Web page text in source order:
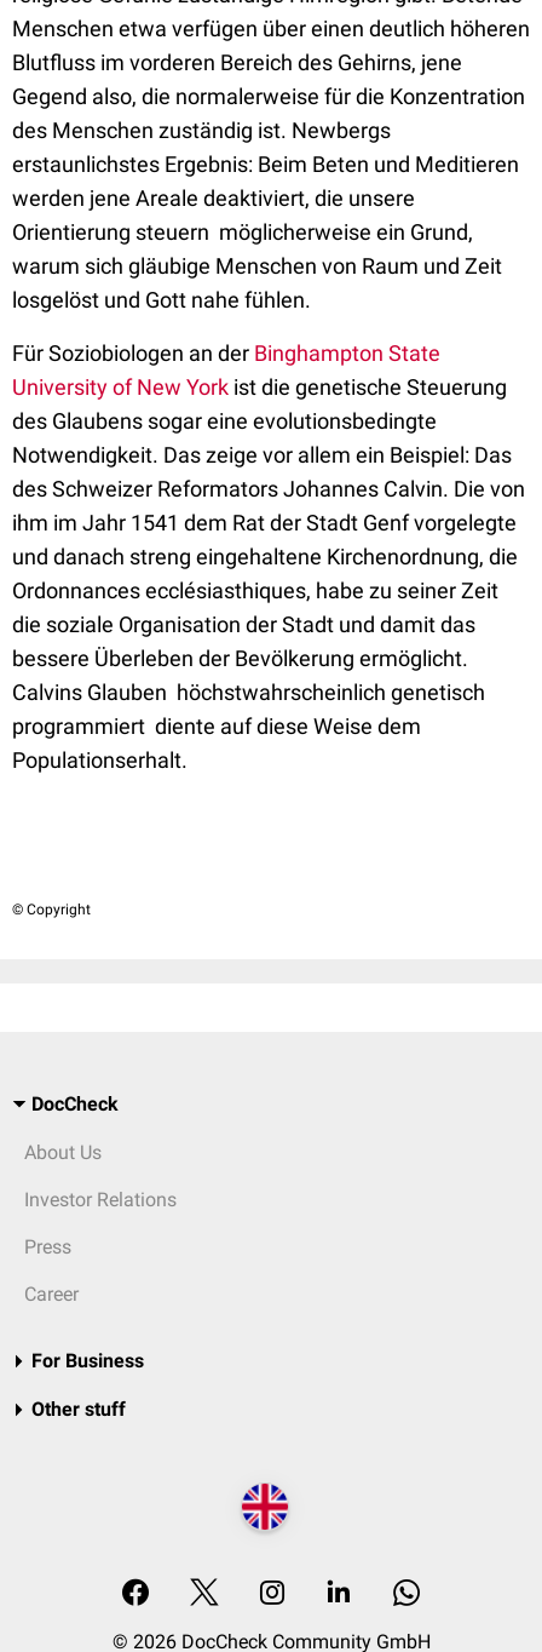
Menschen etwa verfügen über einen deutlich höheren
Blutfluss im vorderen Bereich des Gehirns, jene
Gegend also, die normalerweise für die Konzentration
des Menschen zuständig ist. Newbergs
erstaunlichstes Ergebnis: Beim Beten und Meditieren
werden jene Areale deaktiviert, die unsere
Orientierung steuern  möglicherweise ein Grund,
warum sich gläubige Menschen von Raum und Zeit
losgelöst und Gott nahe fühlen.
Für Soziobiologen an der Binghampton State
University of New York ist die genetische Steuerung
des Glaubens sogar eine evolutionsbedingte
Notwendigkeit. Das zeige vor allem ein Beispiel: Das
des Schweizer Reformators Johannes Calvin. Die von
ihm im Jahr 1541 dem Rat der Stadt Genf vorgelegte
und danach streng eingehaltene Kirchenordnung, die
Ordonnances ecclésiasthiques, habe zu seiner Zeit
die soziale Organisation der Stadt und damit das
bessere Überleben der Bevölkerung ermöglicht.
Calvins Glauben  höchstwahrscheinlich genetisch
programmiert  diente auf diese Weise dem
Populationserhalt.
© Copyright
DocCheck
About Us
Investor Relations
Press
Career
For Business
Other stuff
© 2026 DocCheck Community GmbH